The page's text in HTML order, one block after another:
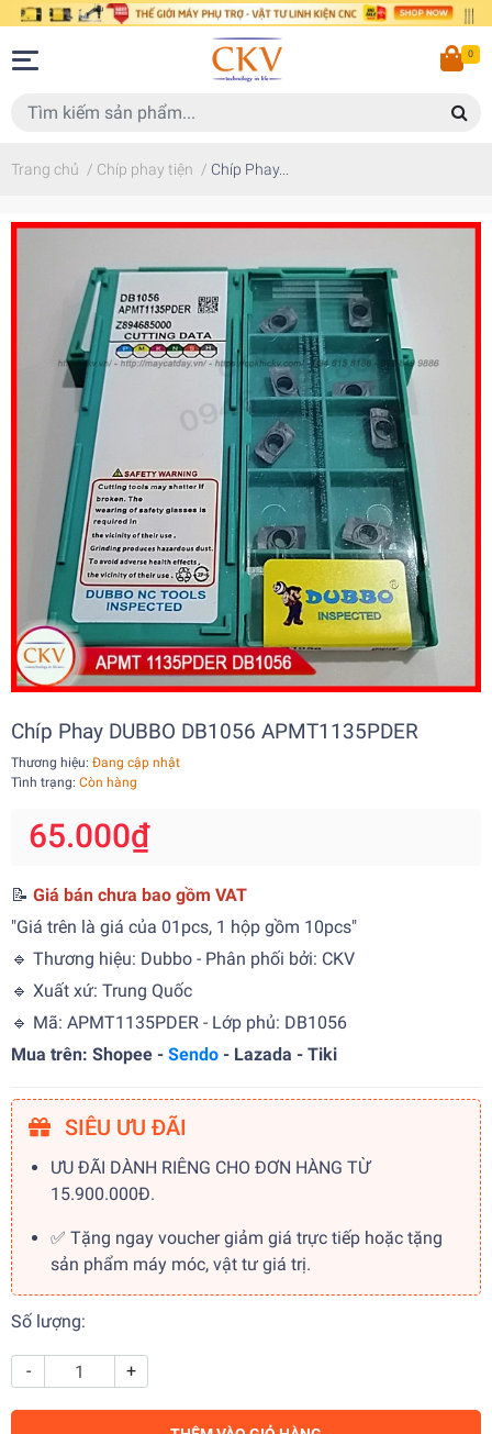
0
Trang chủ / Chíp phay tiện / Chíp Phay...
Chíp Phay DUBBO DB1056 APMT1135PDER
Thương hiệu: Đang cập nhật
Tình trạng: Còn hàng
65.000₫
📝 Giá bán chưa bao gồm VAT
"Giá trên là giá của 01pcs, 1 hộp gồm 10pcs"
🔹 Thương hiệu: Dubbo - Phân phối bởi: CKV
🔹 Xuất xứ: Trung Quốc
🔹 Mã: APMT1135PDER - Lớp phủ: DB1056
Mua trên: Shopee - Sendo - Lazada - Tiki
SIÊU ƯU ĐÃI
ƯU ĐÃI DÀNH RIÊNG CHO ĐƠN HÀNG TỪ
15.900.000Đ.
✅ Tặng ngay voucher giảm giá trực tiếp hoặc tặng
sản phẩm máy móc, vật tư giá trị.
Số lượng:
- +